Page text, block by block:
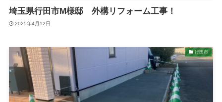
埼玉県行田市M様邸 外構リフォーム工事！
2025年4月12日
行田市